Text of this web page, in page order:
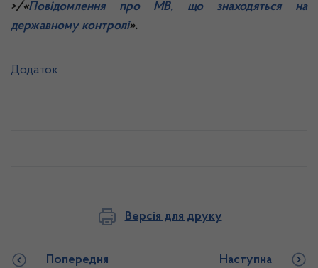
>/«Повідомлення про МВ, що знаходяться на
державному контролі».
Додаток
Версія для друку
Попередня Наступна